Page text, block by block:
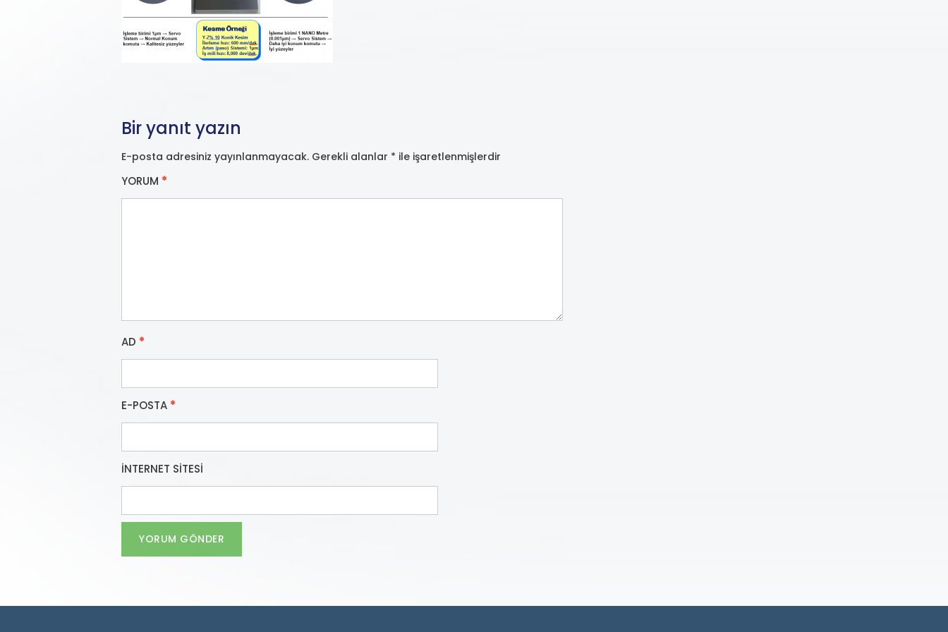
Bir yanıt yazın
E-posta adresiniz yayınlanmayacak. Gerekli alanlar * ile işaretlenmişlerdir
YORUM *
AD *
E-POSTA *
İNTERNET SITESI